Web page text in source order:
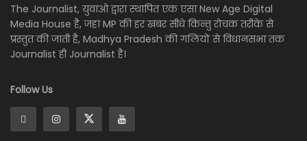
The Journalist, युवाओ द्वारा स्थापित एक एसा New Age Digital
Media House है, जहां MP की हर खबर सीधे किन्तु रोचक तरीके से
प्रस्तुत की जाती है, Madhya Pradesh की गलियों से विधानसभा तक
Journalist ही Journalist है।
Follow Us